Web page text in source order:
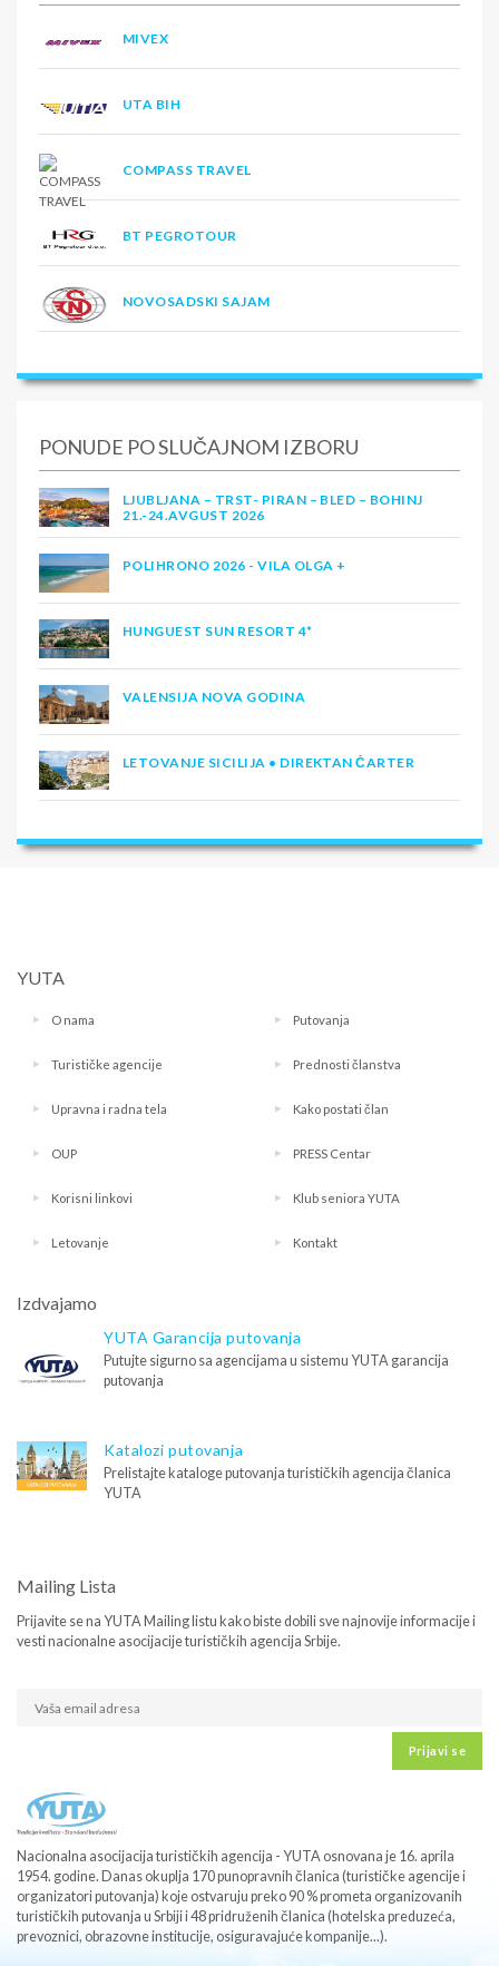
MIVEX
UTA BIH
COMPASS TRAVEL
BT PEGROTOUR
NOVOSADSKI SAJAM
PONUDE PO SLUČAJNOM IZBORU
LJUBLJANA – TRST- PIRAN – BLED – BOHINJ
21.-24.AVGUST 2026
POLIHRONO 2026 - VILA OLGA +
HUNGUEST SUN RESORT 4*
VALENSIJA NOVA GODINA
LETOVANJE SICILIJA • DIREKTAN ČARTER
YUTA
O nama Putovanja
Turističke agencije Prednosti članstva
Upravna i radna tela Kako postati član
OUP PRESS Centar
Korisni linkovi Klub seniora YUTA
Letovanje Kontakt
Izdvajamo
YUTA Garancija putovanja
Putujte sigurno sa agencijama u sistemu YUTA garancija
putovanja
Katalozi putovanja
Prelistajte kataloge putovanja turističkih agencija članica
YUTA
Mailing Lista
Prijavite se na YUTA Mailing listu kako biste dobili sve najnovije informacije i
vesti nacionalne asocijacije turističkih agencija Srbije.
Prijavi se
Nacionalna asocijacija turističkih agencija - YUTA osnovana je 16. aprila
1954. godine. Danas okuplja 170 punopravnih članica (turističke agencije i
organizatori putovanja) koje ostvaruju preko 90 % prometa organizovanih
turističkih putovanja u Srbiji i 48 pridruženih članica (hotelska preduzeća,
prevoznici, obrazovne institucije, osiguravajuće kompanije...).